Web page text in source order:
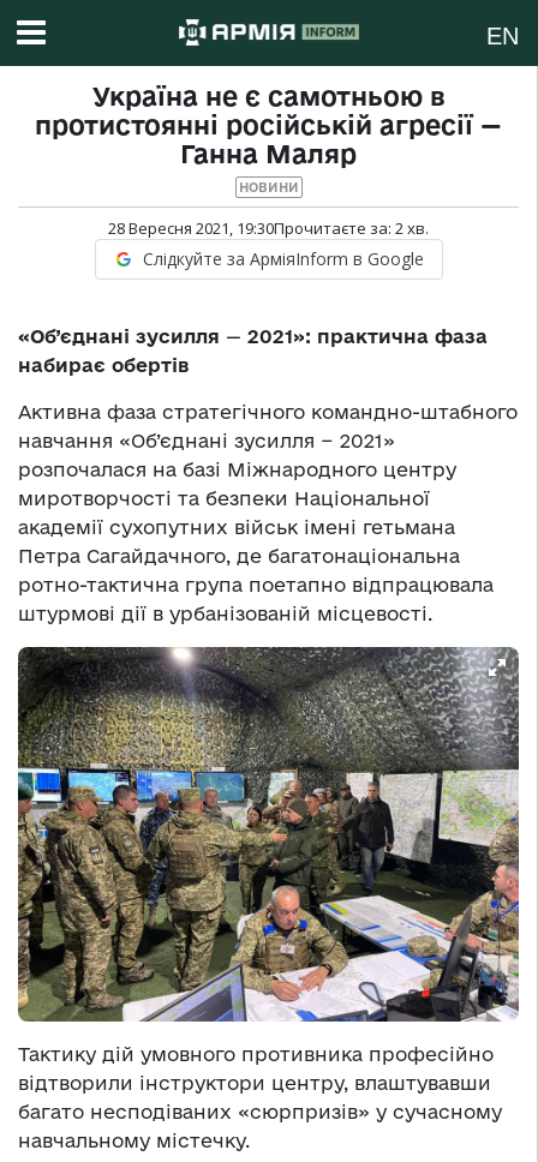
EN
Україна не є самотньою в
протистоянні російській агресії —
Ганна Маляр
НОВИНИ
28 Вересня 2021, 19:30Прочитаєте за: 2хв.
Слідкуйте за АрміяInform в Google
«Об’єднані зусилля — 2021»: практична фаза
набирає обертів
Активна фаза стратегічного командно-штабного
навчання «Об’єднані зусилля − 2021»
розпочалася на базі Міжнародного центру
миротворчості та безпеки Національної
академії сухопутних військ імені гетьмана
Петра Сагайдачного, де багатонаціональна
ротно-тактична група поетапно відпрацювала
штурмові дії в урбанізованій місцевості.
Тактику дій умовного противника професійно
відтворили інструктори центру, влаштувавши
багато несподіваних «сюрпризів» у сучасному
навчальному містечку.